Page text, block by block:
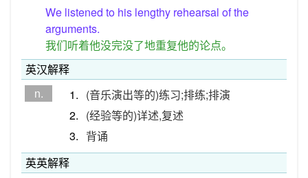
We listened to his lengthy rehearsal of the
arguments.
我们听着他没完没了地重复他的论点。
英汉解释
n.
1. (音乐演出等的)练习;排练;排演
2. (经验等的)详述,复述
3. 背诵
英英解释